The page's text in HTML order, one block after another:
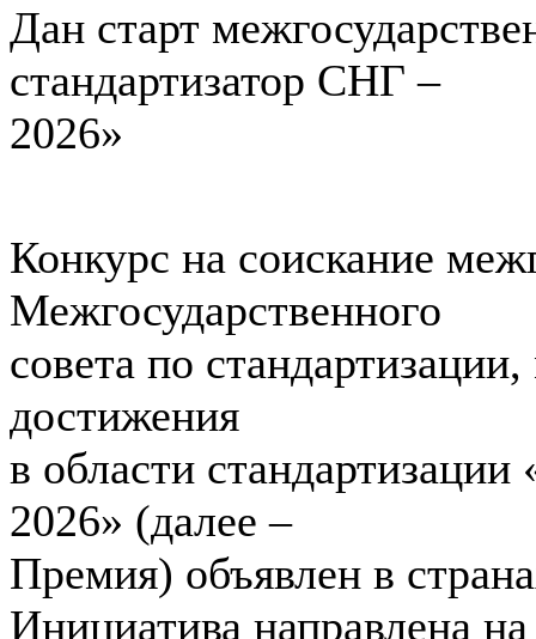
Дан старт
стандартизатор СНГ –
2026»
Конкурс на соискание
Межгосударственного
совета по
достижения
в области
2026» (далее –
Премия) объявлен в
Инициатива направлена